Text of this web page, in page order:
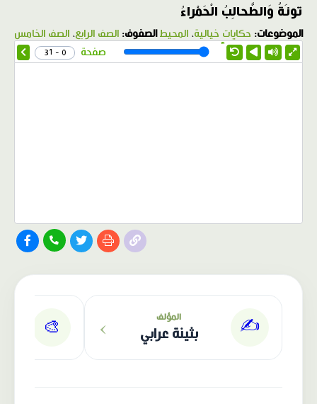
تونَةُ وَالطَّحالِبُ الْحَمْراءُ
الموضوعات: حكايات خيالية، المحيط الصفوف: الصف الرابع، الصف الخامس
1.0X
صفحة 0 - 31
✍️ المؤلف
بثينة عرابي ›
🎨